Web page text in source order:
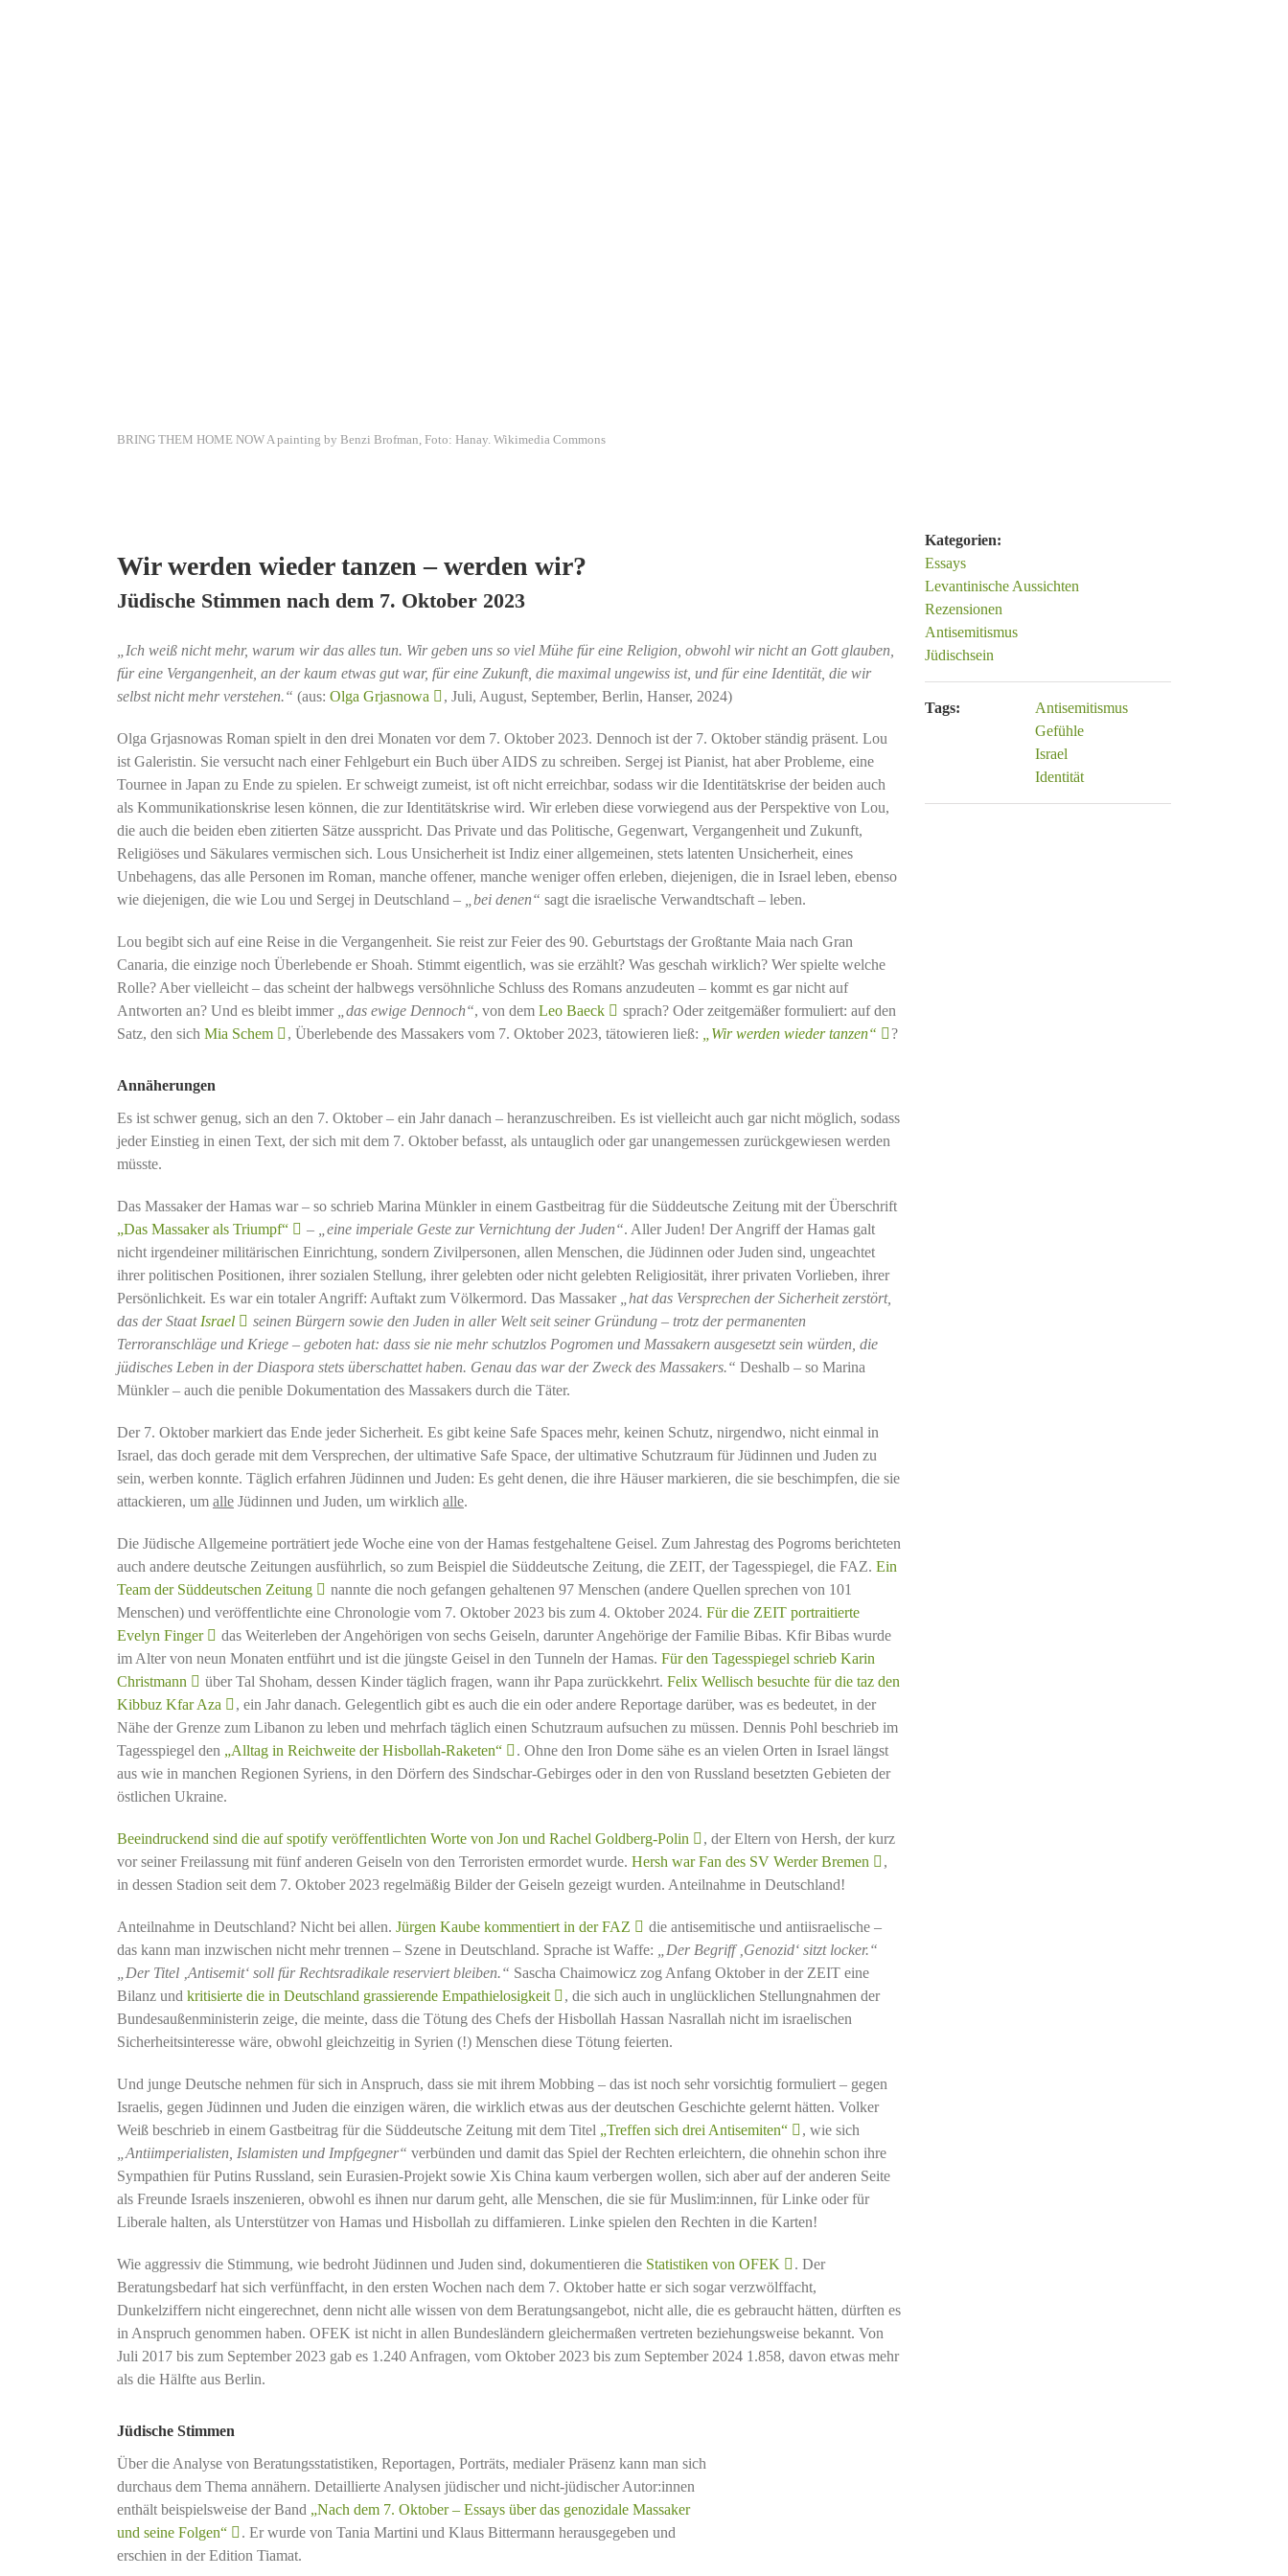
BRING THEM HOME NOW A painting by Benzi Brofman, Foto: Hanay. Wikimedia Commons
Wir werden wieder tanzen – werden wir?
Jüdische Stimmen nach dem 7. Oktober 2023
„Ich weiß nicht mehr, warum wir das alles tun. Wir geben uns so viel Mühe für eine Religion, obwohl wir nicht an Gott glauben,
für eine Vergangenheit, an der kaum etwas gut war, für eine Zukunft, die maximal ungewiss ist, und für eine Identität, die wir
selbst nicht mehr verstehen.“ (aus: Olga Grjasnowa , Juli, August, September, Berlin, Hanser, 2024)
Olga Grjasnowas Roman spielt in den drei Monaten vor dem 7. Oktober 2023. Dennoch ist der 7. Oktober ständig präsent. Lou
ist Galeristin. Sie versucht nach einer Fehlgeburt ein Buch über AIDS zu schreiben. Sergej ist Pianist, hat aber Probleme, eine
Tournee in Japan zu Ende zu spielen. Er schweigt zumeist, ist oft nicht erreichbar, sodass wir die Identitätskrise der beiden auch
als Kommunikationskrise lesen können, die zur Identitätskrise wird. Wir erleben diese vorwiegend aus der Perspektive von Lou,
die auch die beiden eben zitierten Sätze ausspricht. Das Private und das Politische, Gegenwart, Vergangenheit und Zukunft,
Religiöses und Säkulares vermischen sich. Lous Unsicherheit ist Indiz einer allgemeinen, stets latenten Unsicherheit, eines
Unbehagens, das alle Personen im Roman, manche offener, manche weniger offen erleben, diejenigen, die in Israel leben, ebenso
wie diejenigen, die wie Lou und Sergej in Deutschland –
„bei denen“ sagt die israelische Verwandtschaft – leben.
Lou begibt sich auf eine Reise in die Vergangenheit. Sie reist zur Feier des 90. Geburtstags der Großtante Maia nach Gran
Canaria, die einzige noch Überlebende er Shoah. Stimmt eigentlich, was sie erzählt? Was geschah wirklich? Wer spielte welche
Rolle? Aber vielleicht – das scheint der halbwegs versöhnliche Schluss des Romans anzudeuten – kommt es gar nicht auf
Antworten an? Und es bleibt immer
„das ewige Dennoch“, von dem Leo Baeck
sprach? Oder zeitgemäßer formuliert: auf den
Satz, den sich Mia Schem , Überlebende des Massakers vom 7. Oktober 2023, tätowieren ließ: „Wir werden wieder tanzen“ ?
Annäherungen
Es ist schwer genug, sich an den 7. Oktober – ein Jahr danach – heranzuschreiben. Es ist vielleicht auch gar nicht möglich, sodass
jeder Einstieg in einen Text, der sich mit dem 7. Oktober befasst, als untauglich oder gar unangemessen zurückgewiesen werden
müsste.
Das Massaker der Hamas war – so schrieb Marina Münkler in einem Gastbeitrag für die Süddeutsche Zeitung mit der Überschrift
„Das Massaker als Triumpf“
– „eine imperiale Geste zur Vernichtung der Juden“. Aller Juden! Der Angriff der Hamas galt
nicht irgendeiner militärischen Einrichtung, sondern Zivilpersonen, allen Menschen, die Jüdinnen oder Juden sind, ungeachtet
ihrer politischen Positionen, ihrer sozialen Stellung, ihrer gelebten oder nicht gelebten Religiosität, ihrer privaten Vorlieben, ihrer
Persönlichkeit. Es war ein totaler Angriff: Auftakt zum Völkermord. Das Massaker
„hat das Versprechen der Sicherheit zerstört,
das der Staat Israel
seinen Bürgern sowie den Juden in aller Welt seit seiner Gründung – trotz der permanenten
Terroranschläge und Kriege – geboten hat: dass sie nie mehr schutzlos Pogromen und Massakern ausgesetzt sein würden, die
jüdisches Leben in der Diaspora stets überschattet haben. Genau das war der Zweck des Massakers.“ Deshalb – so Marina
Münkler – auch die penible Dokumentation des Massakers durch die Täter.
Der 7. Oktober markiert das Ende jeder Sicherheit. Es gibt keine Safe Spaces mehr, keinen Schutz, nirgendwo, nicht einmal in
Israel, das doch gerade mit dem Versprechen, der ultimative Safe Space, der ultimative Schutzraum für Jüdinnen und Juden zu
sein, werben konnte. Täglich erfahren Jüdinnen und Juden: Es geht denen, die ihre Häuser markieren, die sie beschimpfen, die sie
attackieren, um alleJüdinnen und Juden, um wirklich alle.
Die Jüdische Allgemeine porträtiert jede Woche eine von der Hamas festgehaltene Geisel. Zum Jahrestag des Pogroms berichteten
auch andere deutsche Zeitungen ausführlich, so zum Beispiel die Süddeutsche Zeitung, die ZEIT, der Tagesspiegel, die FAZ. Ein
Team der Süddeutschen Zeitung
nannte die noch gefangen gehaltenen 97 Menschen (andere Quellen sprechen von 101
Menschen) und veröffentlichte eine Chronologie vom 7. Oktober 2023 bis zum 4. Oktober 2024. Für die ZEIT portraitierte
Evelyn Finger
das Weiterleben der Angehörigen von sechs Geiseln, darunter Angehörige der Familie Bibas. Kfir Bibas wurde
im Alter von neun Monaten entführt und ist die jüngste Geisel in den Tunneln der Hamas. Für den Tagesspiegel schrieb Karin
Christmann
über Tal Shoham, dessen Kinder täglich fragen, wann ihr Papa zurückkehrt. Felix Wellisch besuchte für die taz den
Kibbuz Kfar Aza
, ein Jahr danach. Gelegentlich gibt es auch die ein oder andere Reportage darüber, was es bedeutet, in der
Nähe der Grenze zum Libanon zu leben und mehrfach täglich einen Schutzraum aufsuchen zu müssen. Dennis Pohl beschrieb im
Tagesspiegel den „Alltag in Reichweite der Hisbollah-Raketen“
. Ohne den Iron Dome sähe es an vielen Orten in Israel längst
aus wie in manchen Regionen Syriens, in den Dörfern des Sindschar-Gebirges oder in den von Russland besetzten Gebieten der
östlichen Ukraine.
Beeindruckend sind die auf spotify veröffentlichten Worte von Jon und Rachel Goldberg-Polin
, der Eltern von Hersh, der kurz
vor seiner Freilassung mit fünf anderen Geiseln von den Terroristen ermordet wurde. Hersh war Fan des SV Werder Bremen
,
in dessen Stadion seit dem 7. Oktober 2023 regelmäßig Bilder der Geiseln gezeigt wurden. Anteilnahme in Deutschland!
Anteilnahme in Deutschland? Nicht bei allen. Jürgen Kaube kommentiert in der FAZ
die antisemitische und antiisraelische –
das kann man inzwischen nicht mehr trennen – Szene in Deutschland. Sprache ist Waffe:
„Der Begriff ‚Genozid‘ sitzt locker.“
„Der Titel ‚Antisemit‘ soll für Rechtsradikale reserviert bleiben.“ Sascha Chaimowicz zog Anfang Oktober in der ZEIT eine
Bilanz und kritisierte die in Deutschland grassierende Empathielosigkeit
, die sich auch in unglücklichen Stellungnahmen der
Bundesaußenministerin zeige, die meinte, dass die Tötung des Chefs der Hisbollah Hassan Nasrallah nicht im israelischen
Sicherheitsinteresse wäre, obwohl gleichzeitig in Syrien (!) Menschen diese Tötung feierten.
Und junge Deutsche nehmen für sich in Anspruch, dass sie mit ihrem Mobbing – das ist noch sehr vorsichtig formuliert – gegen
Israelis, gegen Jüdinnen und Juden die einzigen wären, die wirklich etwas aus der deutschen Geschichte gelernt hätten. Volker
Weiß beschrieb in einem Gastbeitrag für die Süddeutsche Zeitung mit dem Titel „Treffen sich drei Antisemiten“
, wie sich
„Antiimperialisten, Islamisten und Impfgegner“ verbünden und damit das Spiel der Rechten erleichtern, die ohnehin schon ihre
Sympathien für Putins Russland, sein Eurasien-Projekt sowie Xis China kaum verbergen wollen, sich aber auf der anderen Seite
als Freunde Israels inszenieren, obwohl es ihnen nur darum geht, alle Menschen, die sie für Muslim:innen, für Linke oder für
Liberale halten, als Unterstützer von Hamas und Hisbollah zu diffamieren. Linke spielen den Rechten in die Karten!
Wie aggressiv die Stimmung, wie bedroht Jüdinnen und Juden sind, dokumentieren die Statistiken von OFEK
. Der
Beratungsbedarf hat sich verfünffacht, in den ersten Wochen nach dem 7. Oktober hatte er sich sogar verzwölffacht,
Dunkelziffern nicht eingerechnet, denn nicht alle wissen von dem Beratungsangebot, nicht alle, die es gebraucht hätten, dürften es
in Anspruch genommen haben. OFEK ist nicht in allen Bundesländern gleichermaßen vertreten beziehungsweise bekannt. Von
Juli 2017 bis zum September 2023 gab es 1.240 Anfragen, vom Oktober 2023 bis zum September 2024 1.858, davon etwas mehr
als die Hälfte aus Berlin.
Jüdische Stimmen
Über die Analyse von Beratungsstatistiken, Reportagen, Porträts, medialer Präsenz kann man sich
durchaus dem Thema annähern. Detaillierte Analysen jüdischer und nicht-jüdischer Autor:innen
enthält beispielsweise der Band „Nach dem 7. Oktober – Essays über das genozidale Massaker
und seine Folgen“
. Er wurde von Tania Martini und Klaus Bittermann herausgegeben und
erschien in der Edition Tiamat.
Kategorien:
Essays
Levantinische Aussichten
Rezensionen
Antisemitismus
Jüdischsein
Tags:
Antisemitismus
Gefühle
Israel
Identität